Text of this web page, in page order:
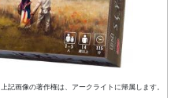
上記画像の著作権は、アークライトに帰属します。